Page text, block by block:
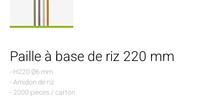
Paille à base de riz 220 mm
- H220 Ø6 mm
- Amidon de riz
- 2000 pièces / carton